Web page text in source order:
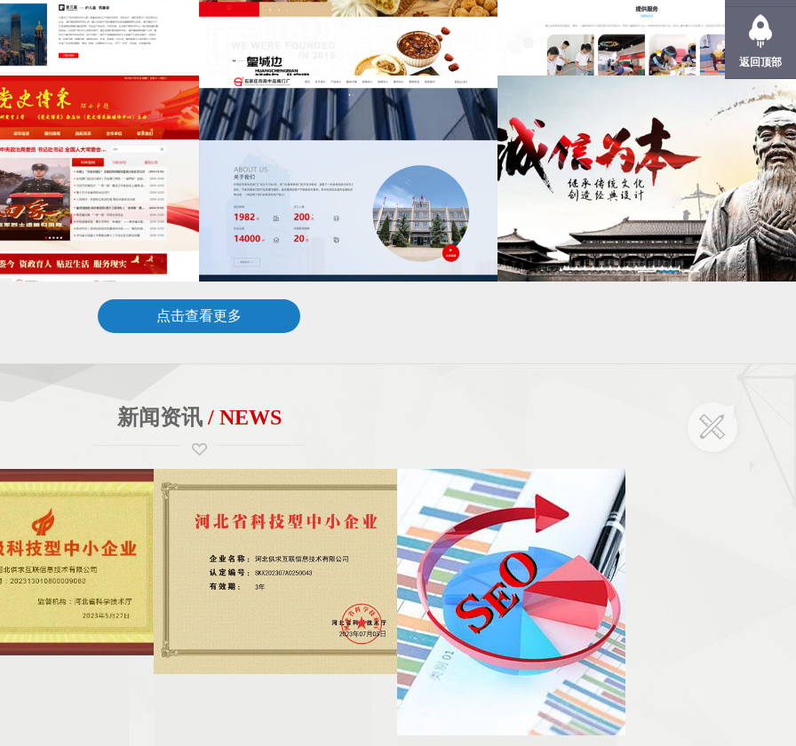
点击查看更多
新闻资讯/ NEWS
术有限公司获省级科技型
有限公司，作为康灵集团
认定为“省级科技型中小企
创新和发展方面的认可和
石家庄哪家网站建设公司维护网站比较好？
来的维护公司了，那么在这个经济环境的当下
呢，很多原来的网站，这个公司由于成本支出
啊，由于自己的技术问题，由于自己核心的
返回顶部